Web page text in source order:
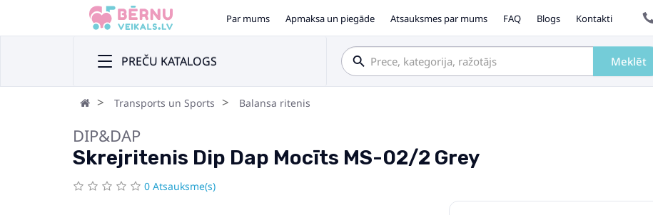
Par mums Apmaksa un piegāde Atsauksmes par mums FAQ Blogs Kontakti
PREČU KATALOGS Meklēt
Transports un Sports Balansa ritenis
DIP&DAP
Skrejritenis Dip Dap Mocīts MS-02/2 Grey
0 Atsauksme(s)